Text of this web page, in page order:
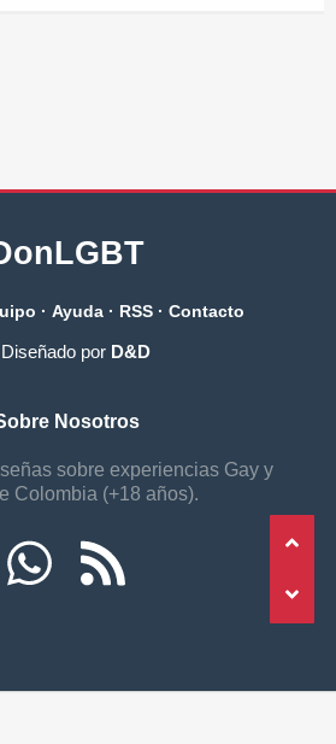
· Ayuda · RSS · Contacto
por D&D
Nosotros
sobre experiencias Gay y
Colombia (+18 años).